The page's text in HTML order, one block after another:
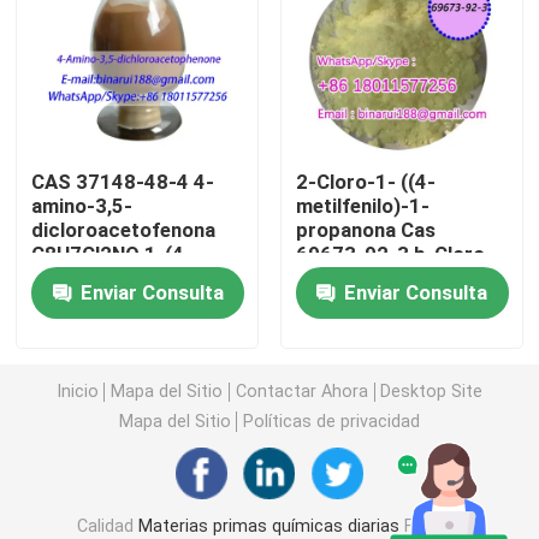
Intermedios agroquímicos
Productos químicos orgánicos básicos
Materias primas farmacéuticas
Aditivos alimentarios químicos
Aditivos Cosméticos
Botellas de vidrio de laboratorio
CAS 37148-48-4 4-
amino-3,5-
dicloroacetofenona
C8H7Cl2NO 1-(4-
amino-3,5-
diclorofenil) etano
Enviar Consulta
2-Cloro-1- ((4-
metilfenilo)-1-
propanona Cas
69673-92-3 b-Cloro-
4-metilpropiofenona
Enviar Consulta
Inicio Mapa del Sitio Contactar Ahora
Desktop Site
Mapa del Sitio
Políticas de privacidad
Calidad Materias primas químicas diarias Fábrica